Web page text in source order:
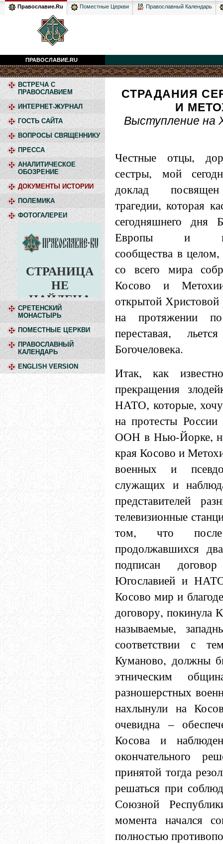
Православие.Ru Поместные Церкви Православный Календарь
ПРАВОСЛАВИЕ.RU
ВСТРЕЧА С
ПРАВОСЛАВИЕМ
ИНТЕРНЕТ-ЖУРНАЛ
ГОСТЬ САЙТА
ВОПРОСЫ СВЯЩЕННИКУ
ПРЕССА
АНАЛИТИЧЕСКОЕ
ОБОЗРЕНИЕ
ДОКУМЕНТЫ ИСТОРИИ
ПОЛЕМИКА
ФОТОГАЛЕРЕИ
СРЕТЕНСКИЙ
МОНАСТЫРЬ
ПОМЕСТНЫЕ ЦЕРКВИ
ПРАВОСЛАВНЫЙ
КАЛЕНДАРЬ
ENGLISH VERSION
СТРАДАНИЯ
И
Выступление на
Честные отцы,
сестры, мой
доклад
трагедии, которая
сегодняшнего дня
Европы и
сообщества в
со всего мира
Косово и
открытой Христовой
на протяжении
переставая,
Богочеловека.
Итак, как
прекращения
НАТО, которые, хочу
на протесты России
ООН в Нью-Йорке, на
края Косово и
военных и
служащих и
представителей
телевизионные
том, что после
продолжавшихся
подписан
Югославией и
Косово мир и
договору, покинула
называемые,
соответствии с
Куманово, должны
этническим
разношерстных
нахлынули на
очевидна –
Косова и
окончательного
принятой тогда
решаться при
Союзной
момента начался
полностью